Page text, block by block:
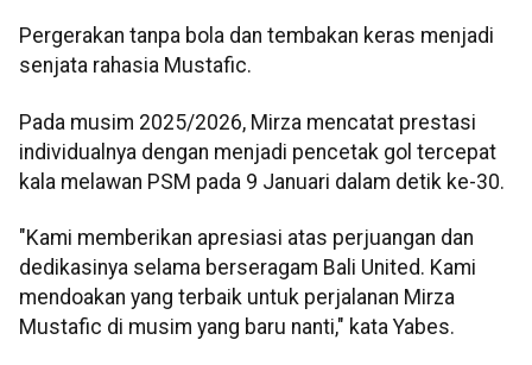
Pergerakan tanpa bola dan tembakan keras menjadi
senjata rahasia Mustafic.
Pada musim 2025/2026, Mirza mencatat prestasi
individualnya dengan menjadi pencetak gol tercepat
kala melawan PSM pada 9 Januari dalam detik ke-30.
"Kami memberikan apresiasi atas perjuangan dan
dedikasinya selama berseragam Bali United. Kami
mendoakan yang terbaik untuk perjalanan Mirza
Mustafic di musim yang baru nanti," kata Yabes.